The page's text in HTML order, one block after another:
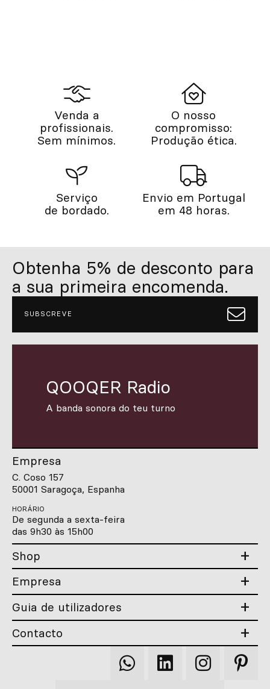
Venda a
profissionais.
Sem mínimos.
O nosso
compromisso:
Produção ética.
Serviço
de bordado.
Envio em Portugal
em 48 horas.
Obtenha 5% de desconto para
a sua primeira encomenda.
SUBSCREVE
QOOQER Radio
A banda sonora do teu turno
Empresa
C. Coso 157
50001 Saragoça, Espanha
HORÁRIO
De segunda a sexta-feira
das 9h30 às 15h00
Shop
Empresa
Guia de utilizadores
Contacto
Qooqer
WhatsApp
Qooqer
Linkedin
Qooqer
Instagram
Qooqer